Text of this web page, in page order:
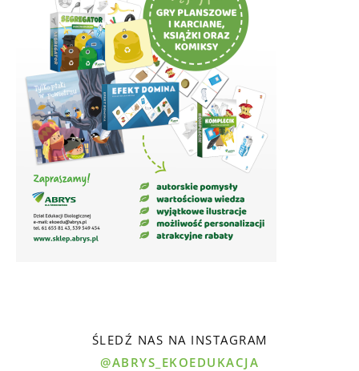
ŚLEDŹ NAS NA INSTAGRAM
@ABRYS_EKOEDUKACJA